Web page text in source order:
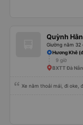
Quỳnh
Giường nằm 32
Hương Khê
9 giờ
BXTT Đà
Xe nằm thoải mái, đi oke,